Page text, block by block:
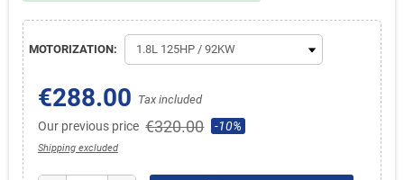
MOTORIZATION:
€288.00 Tax included
Our previous price €320.00 -10%
Shipping excluded